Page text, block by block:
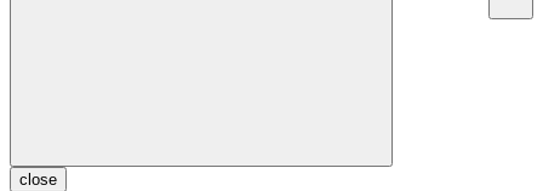
close